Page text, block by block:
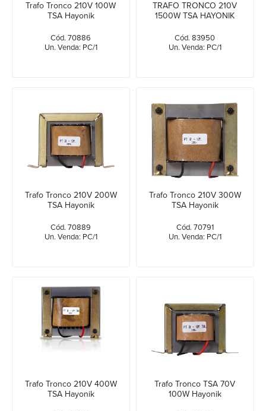
Trafo Tronco 210V 100W
TSA Hayonik
Cód. 70886
Un. Venda: PC/1
TRAFO TRONCO 210V
1500W TSA HAYONIK
Cód. 83950
Un. Venda: PC/1
Trafo Tronco 210V 200W
TSA Hayonik
Cód. 70889
Un. Venda: PC/1
Trafo Tronco 210V 300W
TSA Hayonik
Cód. 70791
Un. Venda: PC/1
Trafo Tronco 210V 400W
TSA Hayonik
Trafo Tronco TSA 70V
100W Hayonik